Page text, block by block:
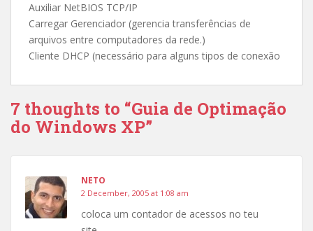
Auxiliar NetBIOS TCP/IP
Carregar Gerenciador (gerencia transferências de
arquivos entre computadores da rede.)
Cliente DHCP (necessário para alguns tipos de conexão
7 thoughts to “Guia de Optimação
do Windows XP”
NETO
2 December, 2005 at 1:08 am
coloca um contador de acessos no teu